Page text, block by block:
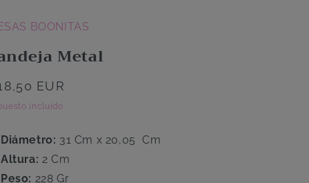
BOONITAS
Metal
EUR
incluido.
Diámetro: 31 Cm x 20,05 Cm
Altura: 2 Cm
Peso: 228 Gr